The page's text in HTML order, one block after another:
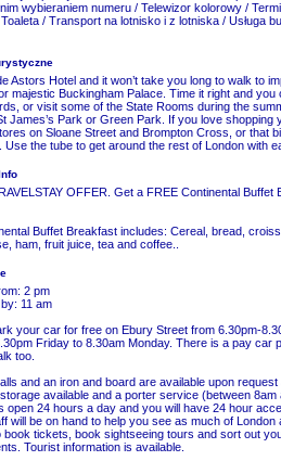
wybieraniem numeru / Telewizor kolorowy /
/ Transport na lotnisko i z lotniska / Usługa
Astors Hotel and it won’t take you long to walk to
majestic Buckingham Palace. Time it right and you
or visit some of the State Rooms during the
James’s Park or Green Park. If you love shopping
on Sloane Street and Brompton Cross, or that
Use the tube to get around the rest of London with
OFFER. Get a FREE Continental Buffet
Buffet Breakfast includes: Cereal, bread,
ham, fruit juice, tea and coffee..
2 pm
11 am
your car for free on Ebury Street from 6.30pm-
Friday to 8.30am Monday. There is a pay car
too.
and an iron and board are available upon
available and a porter service (between 8am
open 24 hours a day and you will have 24 hour
will be on hand to help you see as much of
book tickets, book sightseeing tours and sort out
Tourist information is available.